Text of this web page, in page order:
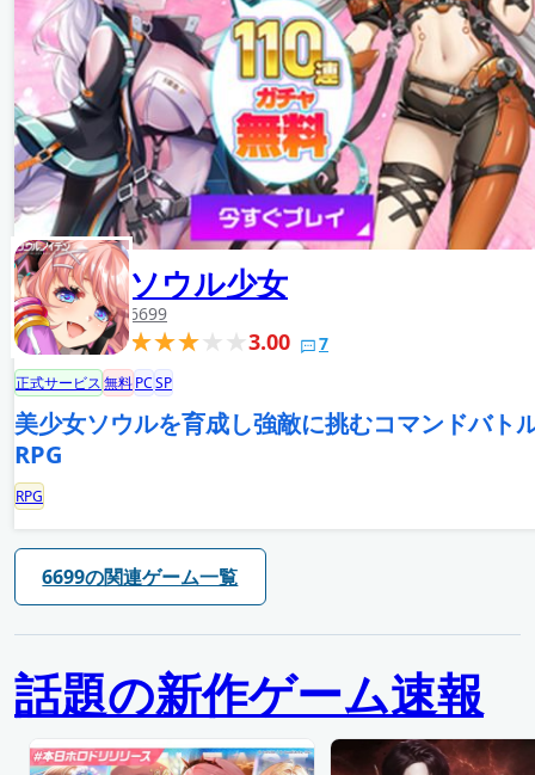
ソウル少女
6699
3.00 7
正式サービス無料PCSP
美少女ソウルを育成し強敵に挑むコマンドバト
RPG
RPG
6699の関連ゲーム一覧
話題の新作ゲーム速報